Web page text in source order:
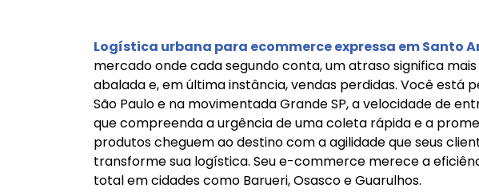
Logística urbana para ecommerce expressa em Santo
mercado onde cada segundo conta, um atraso significa
abalada e, em última instância, vendas perdidas. Você
São Paulo e na movimentada Grande SP, a velocidade de
que compreenda a urgência de uma coleta rápida e a
produtos cheguem ao destino com a agilidade que seus
transforme sua logística. Seu e-commerce merece a
total em cidades como Barueri, Osasco e Guarulhos.